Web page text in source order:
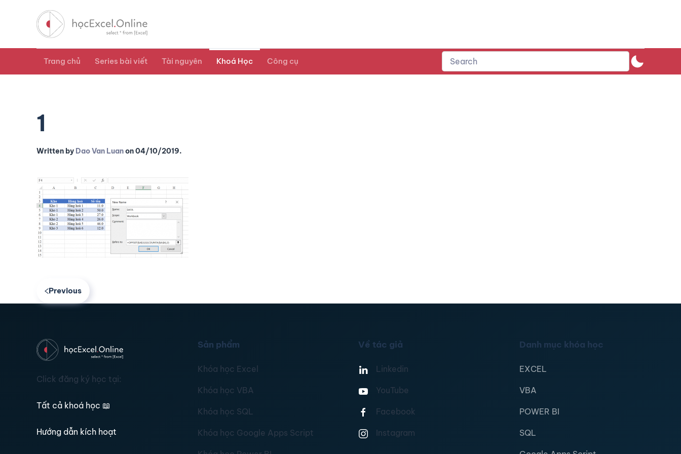
Trang chủ Series bài viết Tài nguyên Khoá Học Công cụ
1
Written by Dao Van Luanon04/10/2019.
Previous
Click đăng ký học tại:
Tất cả khoá học 📖
Hướng dẫn kích hoạt
Sản phẩm
Khóa học Excel
Khóa học VBA
Khóa học SQL
Khóa học Google Apps Script
Về tác giả
Linkedin
YouTube
Facebook
Instagram
Danh mục khóa học
EXCEL
VBA
POWER BI
SQL